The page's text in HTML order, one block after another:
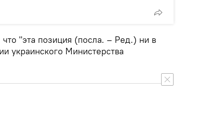
"эта позиция (посла. – Ред.) ни в
украинского Министерства